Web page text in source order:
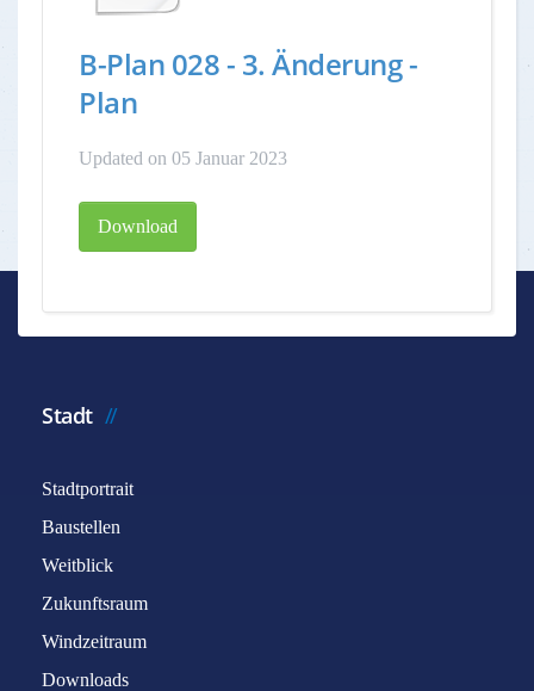
B-Plan 028 - 3. Änderung -
Plan
Updated on 05 Januar 2023
Download
Stadt
Stadtportrait
Baustellen
Weitblick
Zukunftsraum
Windzeitraum
Downloads